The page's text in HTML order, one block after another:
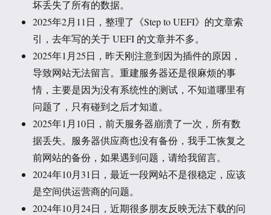
坏丢失了所有的数据。
2025年2月11日，整理了《Step to UEFI》的文章索
引，去年写的关于 UEFI 的文章并不多。
2025年1月25日，昨天刚注意到因为插件的原因，
导致网站无法留言。重建服务器还是很麻烦的事
情，主要是因为没有系统性的测试，不知道哪里有
问题了，只有碰到之后才知道。
2025年1月10日，前天服务器崩溃了一次，所有数
据丢失。服务器供应商也没有备份，我手工恢复之
前网站的备份，如果遇到问题，请给我留言。
2024年10月31日，最近一段网站不是很稳定，应该
是空间供运营商的问题。
2024年10月24日，近期很多朋友反映无法下载的问